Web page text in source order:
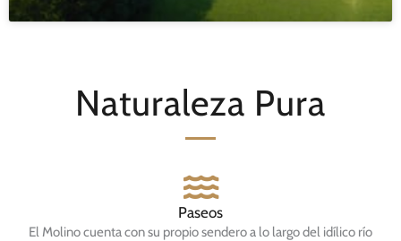
Naturaleza Pura
Paseos
El Molino cuenta con su propio sendero a lo largo del idílico río